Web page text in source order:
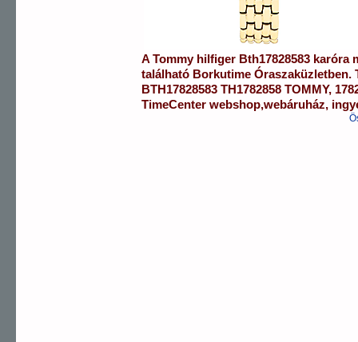
ATommy hilfiger Bth17828583 karóra
található Borkutime Óraszaküzletben.
BTH17828583 TH1782858 TOMMY,
TimeCenter webshop,webáruház,